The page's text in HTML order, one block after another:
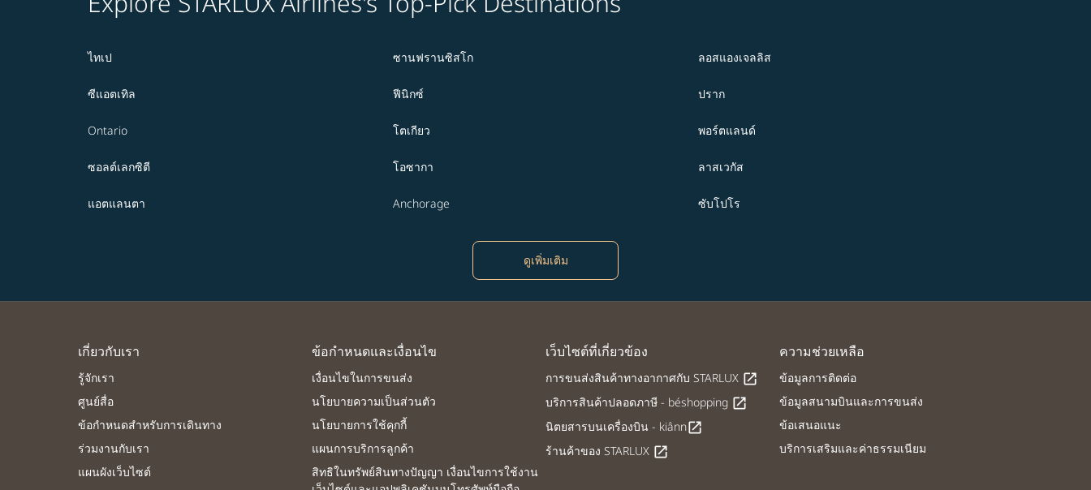
ไทเป ซานฟรานซิสโก ลอสแองเจลลิส
ซีแอตเทิล ฟีนิกซ์ ปราก
Ontario โตเกียว พอร์ตแลนด์
ซอลต์เลกซิตี โอซากา ลาสเวกัส
แอตแลนตา Anchorage ซับโปโร
ดูเพิ่มเติม
เกี่ยวกับเรา
รู้จักเรา
ศูนย์สื่อ
ข้อกำหนดสำหรับการเดินทาง
ร่วมงานกับเรา
แผนผังเว็บไซต์
ข้อกำหนดและเงื่อนไข
เงื่อนไขในการขนส่ง
นโยบายความเป็นส่วนตัว
นโยบายการใช้คุกกี้
แผนการบริการลูกค้า
สิทธิในทรัพย์สินทางปัญญา เงื่อนไขการใช้งาน
เว็บไซต์ที่เกี่ยวข้อง
การขนส่งสินค้าทางอากาศกับ STARLUX open_in_new
บริการสินค้าปลอดภาษี - béshopping open_in_new
นิตยสารบนเครื่องบิน - kiânnopen_in_new
ร้านค้าของ STARLUX open_in_new
ความช่วยเหลือ
ข้อมูลการติดต่อ
ข้อมูลสนามบินและการขนส่ง
ข้อเสนอแนะ
บริการเสริมและค่าธรรมเนียม